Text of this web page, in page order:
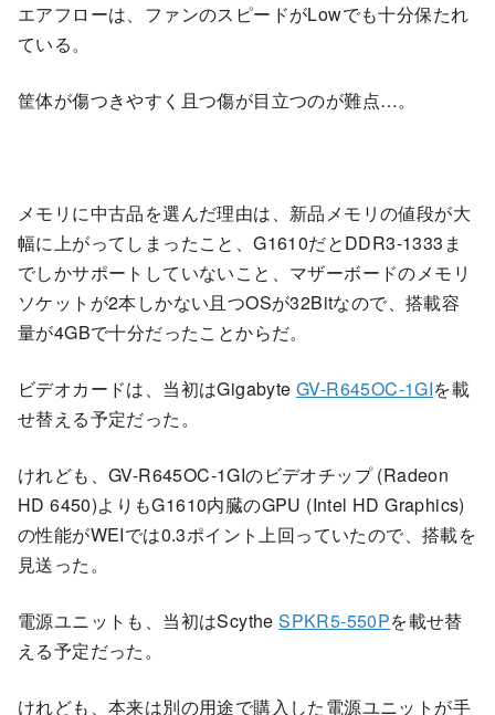
エアフローは、ファンのスピードがLowでも十分保たれ
ている。
筐体が傷つきやすく且つ傷が目立つのが難点…。
メモリに中古品を選んだ理由は、新品メモリの値段が大
幅に上がってしまったこと、G1610だとDDR3-1333ま
でしかサポートしていないこと、マザーボードのメモリ
ソケットが2本しかない且つOSが32Bitなので、搭載容
量が4GBで十分だったことからだ。
ビデオカードは、当初はGigabyte GV-R645OC-1GIを載
せ替える予定だった。
けれども、GV-R645OC-1GIのビデオチップ (Radeon
HD 6450)よりもG1610内臓のGPU (Intel HD Graphics)
の性能がWEIでは0.3ポイント上回っていたので、搭載を
見送った。
電源ユニットも、当初はScytheSPKR5-550Pを載せ替
える予定だった。
けれども、本来は別の用途で購入した電源ユニットが手